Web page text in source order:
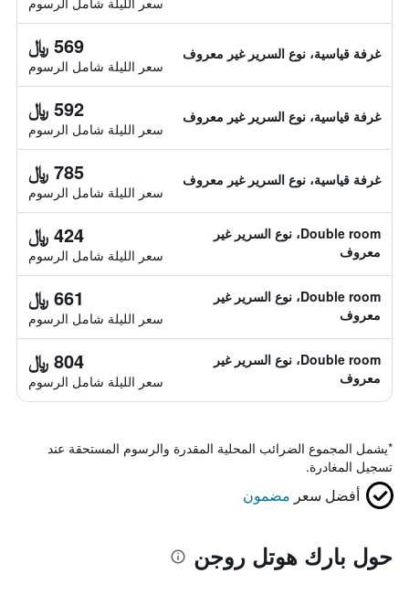
غرفة قياسية، نوع السرير غير معروف 569 ﷼
سعر الليلة شامل الرسوم
غرفة قياسية، نوع السرير غير معروف 592 ﷼
سعر الليلة شامل الرسوم
غرفة قياسية، نوع السرير غير معروف 785 ﷼
سعر الليلة شامل الرسوم
Double room، نوع السرير غير
معروف
424 ﷼
سعر الليلة شامل الرسوم
Double room، نوع السرير غير
معروف
661 ﷼
سعر الليلة شامل الرسوم
Double room، نوع السرير غير
معروف
804 ﷼
سعر الليلة شامل الرسوم
*يشمل المجموع الضرائب المحلية المقدرة والرسوم المستحقة عند
تسجيل المغادرة.
أفضل سعر مضمون
حول بارك هوتل روجن